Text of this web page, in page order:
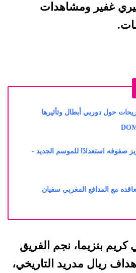
غفير ومشاهدات
حول دوريي أبطال وتأثيرها
صفوفه استعدادًا للموسم الجديد -
مع المدافع المغربي سفيان
بنزيما، نجم الفريق
ريال مدريد التاريخي،